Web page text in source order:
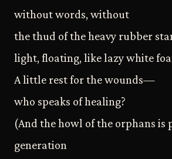
without words, without
the thud of the heavy rubber
light, floating, like lazy white
A little rest for the wounds—
who speaks of healing?
(And the howl of the orphans is
generation